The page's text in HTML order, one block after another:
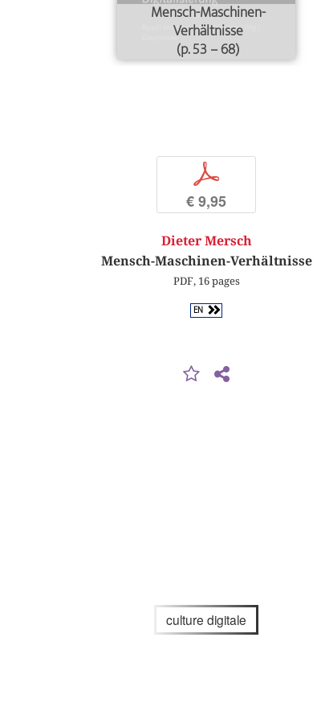
Mensch-Maschinen-
Verhältnisse
(p. 53 – 68)
p
€ 9,95
Dieter Mersch
Mensch-Maschinen-Verhältnisse
PDF, 16 pages
EN
culture digitale